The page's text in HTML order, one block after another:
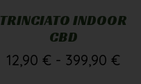
TRINCIATO INDOOR
CBD
12,90 € - 399,90 €